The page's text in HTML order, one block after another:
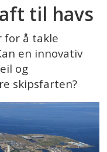
til havs
for å takle
en innovativ
og
skipsfarten?